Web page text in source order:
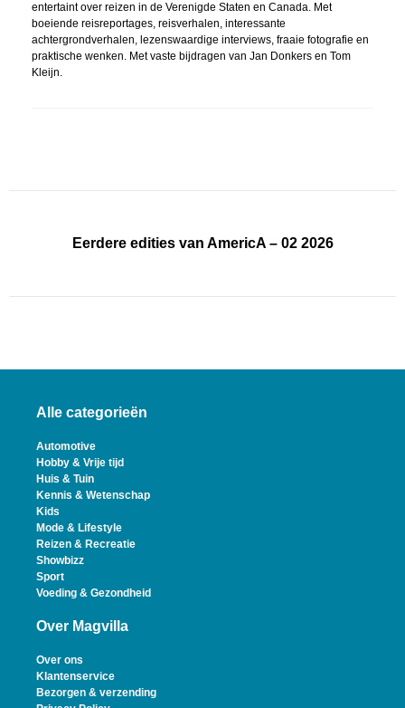
entertaint over reizen in de Verenigde Staten en Canada. Met
boeiende reisreportages, reisverhalen, interessante
achtergrondverhalen, lezenswaardige interviews, fraaie fotografie en
praktische wenken. Met vaste bijdragen van Jan Donkers en Tom
Kleijn.
Eerdere edities van AmericA – 02 2026
Alle categorieën
Automotive
Hobby & Vrije tijd
Huis & Tuin
Kennis & Wetenschap
Kids
Mode & Lifestyle
Reizen & Recreatie
Showbizz
Sport
Voeding & Gezondheid
Over Magvilla
Over ons
Klantenservice
Bezorgen & verzending